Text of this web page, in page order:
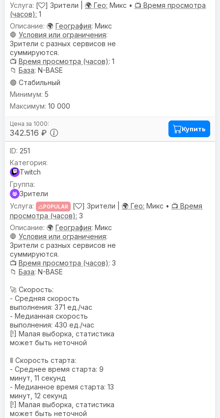
[
] Зрители | 🌍 Гео: Микс • 📺 Время просмотра
(часов): 1
🌍 География: Микс
🛑 Условия или ограничения:
Зрители с разных сервисов не
суммируются.
📺 Время просмотра (часов): 1
📁 База: N-BASE
🟢 Стабильный
342.516 ₽
5
10 000
Купить
251
Twitch
Зрители
POPULAR [ ] Зрители | 🌍 Гео: Микс • 📺 Время
просмотра (часов): 3
🌍 География: Микс
🛑 Условия или ограничения:
Зрители с разных сервисов не
суммируются.
📺 Время просмотра (часов): 3
📁 База: N-BASE
🚀 Скорость:
- Средняя скорость
выполнения: 371 ед./час
- Медианная скорость
выполнения: 430 ед./час
[!] Малая выборка, статистика
может быть неточной
🚦 Скорость старта:
- Среднее время старта: 9
минут, 11 секунд
- Медианное время старта: 13
минут, 12 секунд
[!] Малая выборка, статистика
может быть неточной